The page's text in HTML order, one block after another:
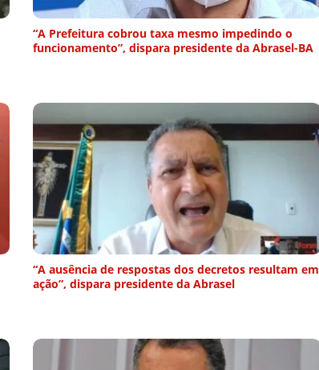
“A Prefeitura cobrou taxa mesmo impedindo o
funcionamento”, dispara presidente da Abrasel-BA
“A ausência de respostas dos decretos resultam em
ação”, dispara presidente da Abrasel